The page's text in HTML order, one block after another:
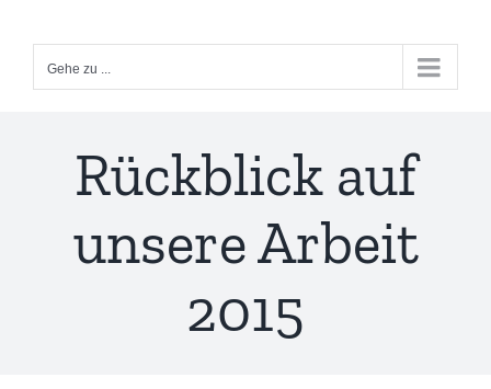
Inhalt
springenGehe zu ...
Rückblick auf
unsere Arbeit
2015